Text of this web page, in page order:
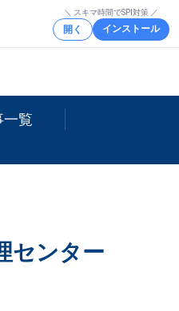
＼ スキマ時間でSPI対策 ／
開く インストール
一覧
センター